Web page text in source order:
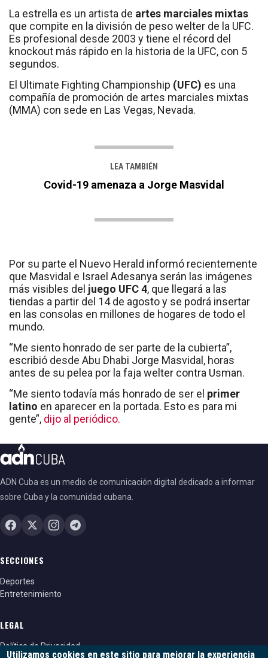
La estrella es un artista de artes marciales mixtas
que compite en la división de peso welter de la UFC.
Es profesional desde 2003 y tiene el récord del
knockout más rápido en la historia de la UFC, con 5
segundos.
El Ultimate Fighting Championship (UFC) es una
compañía de promoción de artes marciales mixtas
(MMA) con sede en Las Vegas, Nevada.
LEA TAMBIÉN
Covid-19 amenaza a Jorge Masvidal
Por su parte el Nuevo Herald informó recientemente
que Masvidal e Israel Adesanya serán las imágenes
más visibles del juego UFC 4, que llegará a las
tiendas a partir del 14 de agosto y se podrá insertar
en las consolas en millones de hogares de todo el
mundo.
“Me siento honrado de ser parte de la cubierta’‘,
escribió desde Abu Dhabi Jorge Masvidal, horas
antes de su pelea por la faja welter contra Usman.
“Me siento todavía más honrado de ser el primer
latino en aparecer en la portada. Esto es para mi
gente’‘, dijo al periódico.
ADN Cuba es un medio de comunicación digital dedicado a informar
sobre Cuba y la comunidad cubana.
SECCIONES
Deportes
Entretenimiento
LEGAL
Política de Privacidad
Utilizamos cookies en este sitio para mejorar la experiencia